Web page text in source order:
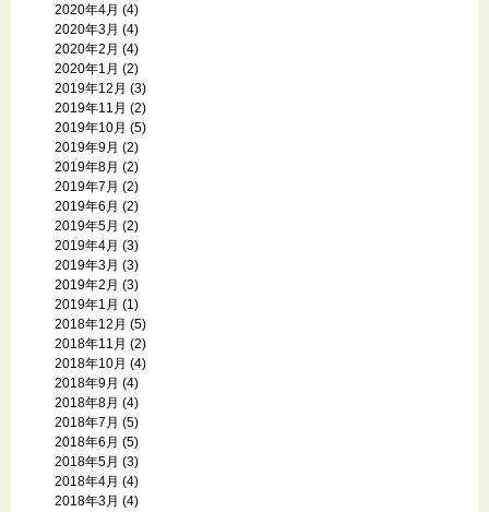
2020年4月 (4)
2020年3月 (4)
2020年2月 (4)
2020年1月 (2)
2019年12月 (3)
2019年11月 (2)
2019年10月 (5)
2019年9月 (2)
2019年8月 (2)
2019年7月 (2)
2019年6月 (2)
2019年5月 (2)
2019年4月 (3)
2019年3月 (3)
2019年2月 (3)
2019年1月 (1)
2018年12月 (5)
2018年11月 (2)
2018年10月 (4)
2018年9月 (4)
2018年8月 (4)
2018年7月 (5)
2018年6月 (5)
2018年5月 (3)
2018年4月 (4)
2018年3月 (4)